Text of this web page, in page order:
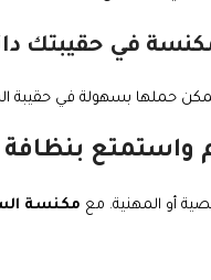
في حقيبتك
حملها بسهولة في حقيبة
أو المهنية. مع مكنسة